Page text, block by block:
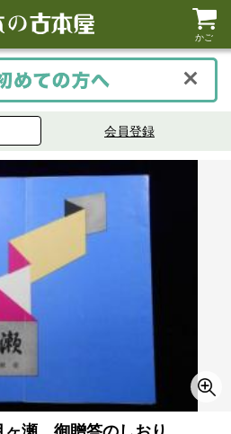
かご
会員登録